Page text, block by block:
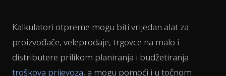
Kalkulatori otpreme mogu biti vrijedan alat za
proizvođače, veleprodaje, trgovce na malo i
distributere prilikom planiranja i budžetiranja
troškova prijevoza, a mogu pomoći i u točnom